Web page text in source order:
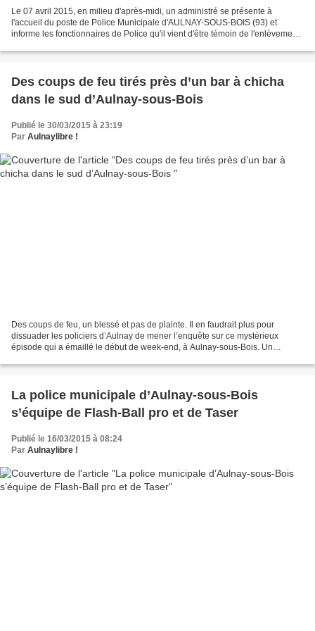
Le 07 avril 2015, en milieu d'après-midi, un administré se présente à
l'accueil du poste de Police Municipale d'AULNAY-SOUS-BOIS (93) et
informe les fonctionnaires de Police qu'il vient d'être témoin de l'enlèvement
Des coups de feu tirés près d’un bar à chicha
dans le sud d’Aulnay-sous-Bois
Publié le 30/03/2015 à 23:19
Par Aulnaylibre !
Des coups de feu, un blessé et pas de plainte. Il en faudrait plus pour
dissuader les policiers d’Aulnay de mener l’enquête sur ce mystérieux
épisode qui a émaillé le début de week-end, à Aulnay-sous-Bois. Un
La police municipale d’Aulnay-sous-Bois
s’équipe de Flash-Ball pro et de Taser
Publié le 16/03/2015 à 08:24
Par Aulnaylibre !